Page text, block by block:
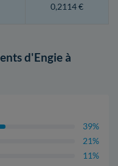
0,2114 €
d'Engie à
39%
21%
11%